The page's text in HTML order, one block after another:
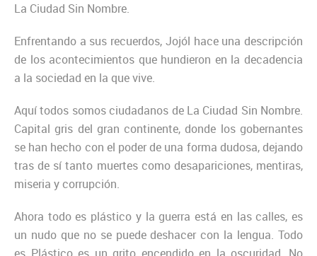
La Ciudad Sin Nombre.
Enfrentando a sus recuerdos, Jojól hace una descripción
de los acontecimientos que hundieron en la decadencia
a la sociedad en la que vive.
Aquí todos somos ciudadanos de La Ciudad Sin Nombre.
Capital gris del gran continente, donde los gobernantes
se han hecho con el poder de una forma dudosa, dejando
tras de sí tanto muertes como desapariciones, mentiras,
miseria y corrupción.
Ahora todo es plástico y la guerra está en las calles, es
un nudo que no se puede deshacer con la lengua. Todo